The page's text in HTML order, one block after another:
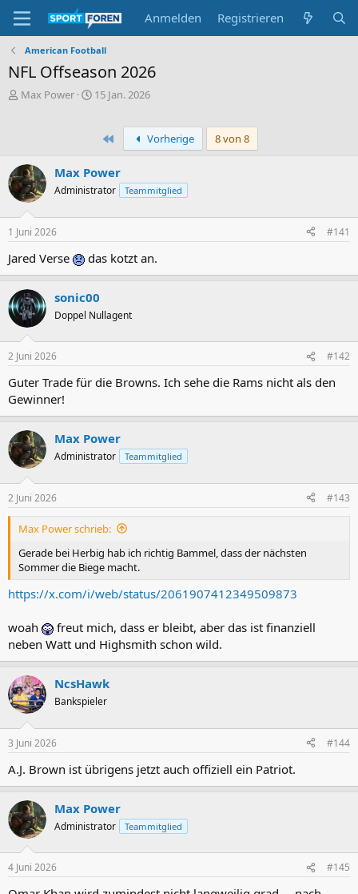
Anmelden Registrieren
American Football
NFL Offseason 2026
E
l
l
e
Max Power
E
l
t
15 Jan. 2026
Erste Vorherige 8 von 8
Max Power
Administrator Teammitglied
1 Juni 2026 #141
Jared Verse das kotzt an.
sonic00
Doppel Nullagent
2 Juni 2026 #142
Guter Trade für die Browns. Ich sehe die Rams nicht als den
Gewinner!
Max Power
Administrator Teammitglied
2 Juni 2026 #143
Max Power schrieb:
Gerade bei Herbig hab ich richtig Bammel, dass der nächsten
Sommer die Biege macht.
https://x.com/i/web/status/2061907412349509873
woah
freut mich, dass er bleibt, aber das ist finanziell
neben Watt und Highsmith schon wild.
NcsHawk
Bankspieler
3 Juni 2026 #144
A.J. Brown ist übrigens jetzt auch offiziell ein Patriot.
Max Power
Administrator Teammitglied
4 Juni 2026 #145